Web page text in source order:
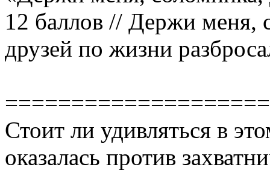
12 баллов // Держи меня,
друзей по жизни
Стоит ли удивляться в
оказалась против